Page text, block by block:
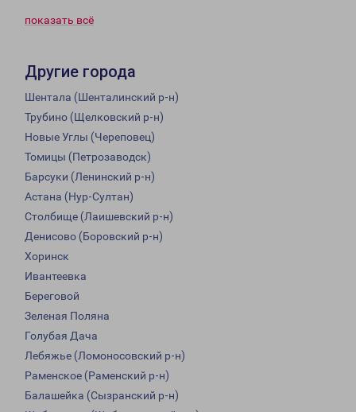
показать всё
Другие города
Шентала (Шенталинский р-н)
Трубино (Щелковский р-н)
Новые Углы (Череповец)
Томицы (Петрозаводск)
Барсуки (Ленинский р-н)
Астана (Нур-Султан)
Столбище (Лаишевский р-н)
Денисово (Боровский р-н)
Хоринск
Ивантеевка
Береговой
Зеленая Поляна
Голубая Дача
Лебяжье (Ломоносовский р-н)
Раменское (Раменский р-н)
Балашейка (Сызранский р-н)